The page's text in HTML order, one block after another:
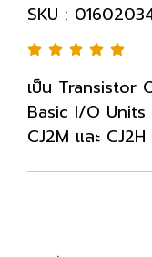
SKU :
เป็น Transistor
Basic I/O Units
CJ2M และ CJ2H